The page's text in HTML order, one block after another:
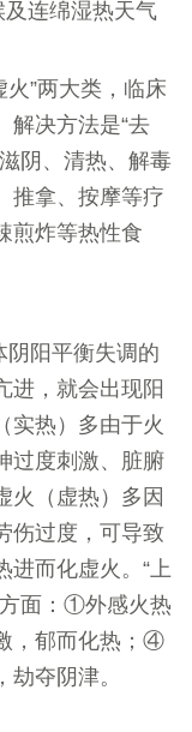
及连绵湿热天气
火”两大类，临床
解决方法是“去
阴、清热、解毒
推拿、按摩等疗
煎炸等热性食
阴阳平衡失调的
进，就会出现阳
实热）多由于火
过度刺激、脏腑
火（虚热）多因
伤过度，可导致
进而化虚火。“上
面：①外感火热
，郁而化热；④
夺阴津。